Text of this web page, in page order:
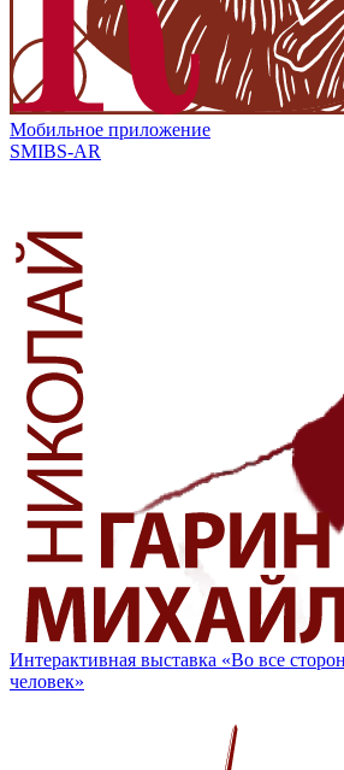
Мобильное приложение
SMIBS-AR
Интерактивная выставка «Во все
человек»